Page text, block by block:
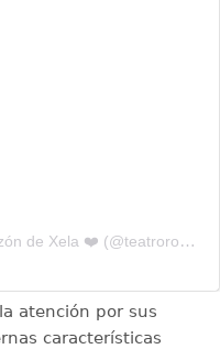
A post shared by Teatro Roma, corazón de Xela ❤️ (@teatroroma.xela)
atención por sus
características